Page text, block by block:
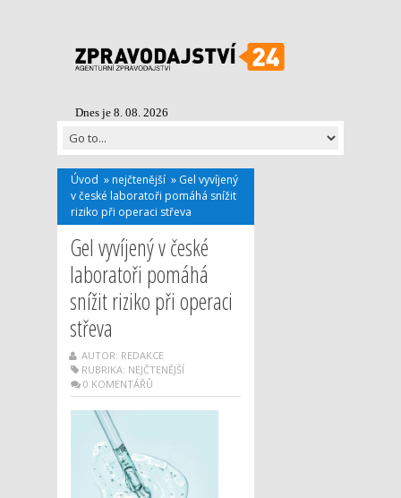
Dnes je 8. 08. 2026
Úvod » nejčtenější » Gel vyvíjený
v české laboratoři pomáhá snížit
riziko při operaci střeva
Gel vyvíjený v české
laboratoři pomáhá
snížit riziko při operaci
střeva
AUTOR: REDAKCE
RUBRIKA: NEJČTENĚJŠÍ
0 KOMENTÁŘŮ